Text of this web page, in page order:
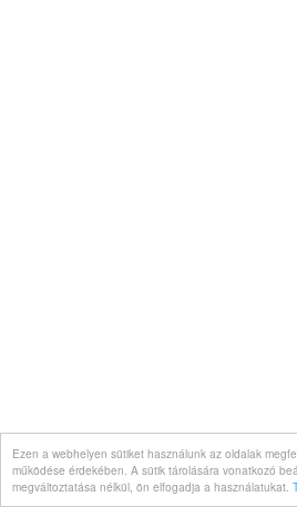
Ezen a webhelyen sütiket használunk az oldalak
működése érdekében. A sütik tárolására vonatkozó
megváltoztatása nélkül, ön elfogadja a használatukat.